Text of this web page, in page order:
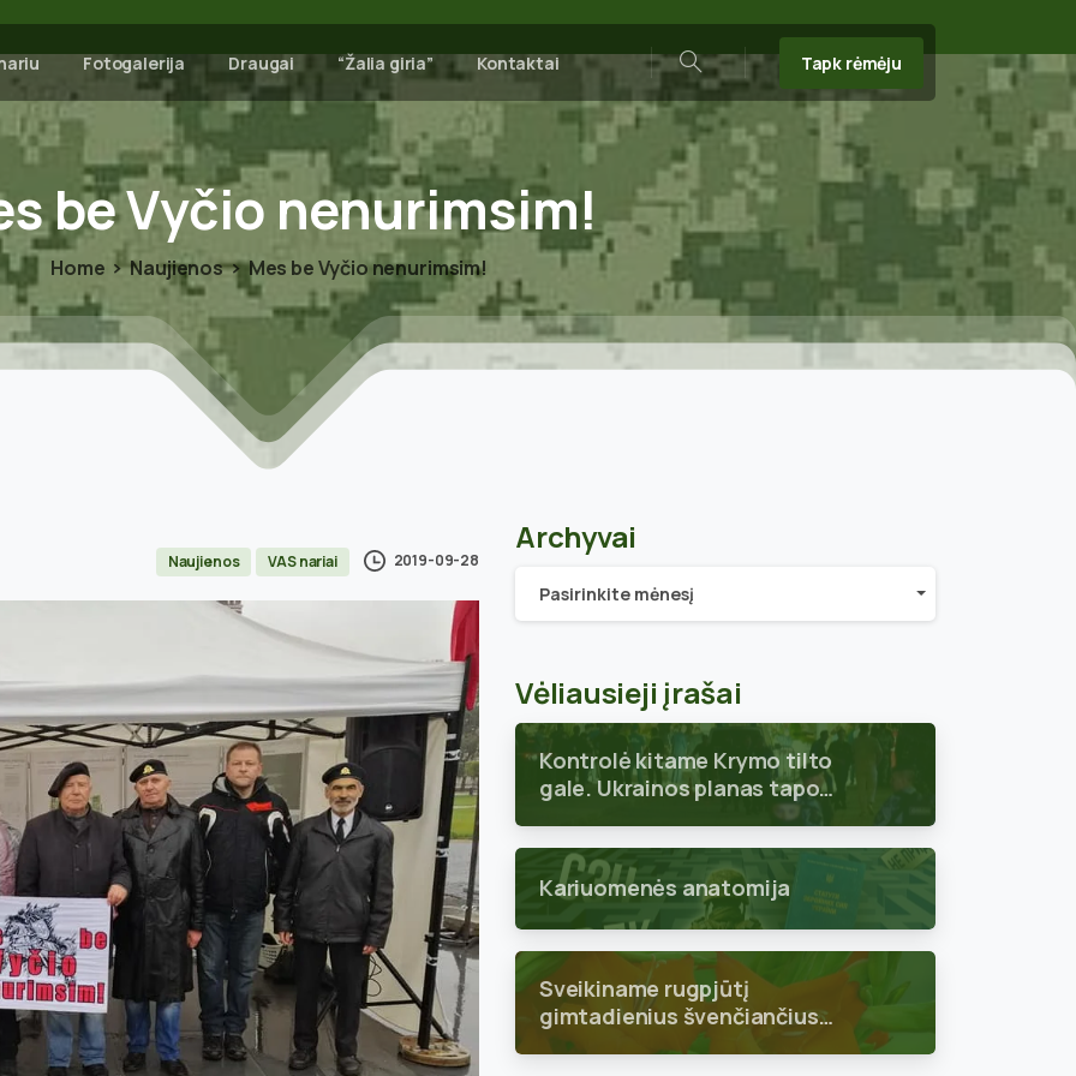
Fotogalerija Draugai “Žalia giria” Kontaktai
Search
Tapk rėmėju
beVyčio nenurimsim!
Home Naujienos Mes be Vyčio nenurimsim!
Naujienos VAS nariai 2019-09-28
Archyvai
Archyvai
Pasirinkite mėnesį
Vėliausieji įrašai
Kontrolė kitame Krymo tilto
gale. Ukrainos planas tapo
Kariuomenės anatomija
Sveikiname rugpjūtį
gimtadienius švenčiančius
skyriaus narius